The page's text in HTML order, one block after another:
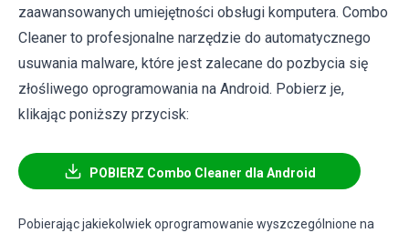
zaawansowanych umiejętności obsługi komputera. Combo
Cleaner to profesjonalne narzędzie do automatycznego
usuwania malware, które jest zalecane do pozbycia się
złośliwego oprogramowania na Android. Pobierz je,
klikając poniższy przycisk:
POBIERZ Combo Cleaner dla Android
Pobierając jakiekolwiek oprogramowanie wyszczególnione na